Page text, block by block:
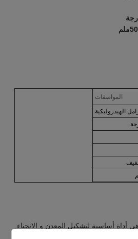
المواصفات
الهيدروليكية
أداة أساسية لتشكيل المعدن و الانحناء.